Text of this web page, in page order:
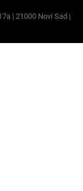
| 21000 Novi Sad |